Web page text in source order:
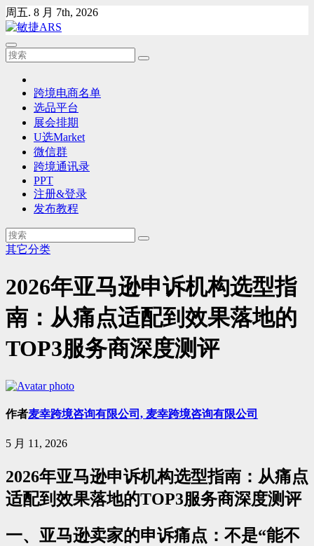
Skip
to
content
周五. 8 月 7th, 2026
跨境电商名单
选品平台
展会排期
U选Market
微信群
跨境通讯录
PPT
注册&登录
发布教程
其它分类
2026年亚马逊申诉机构选型指
南：从痛点适配到效果落地的
TOP3服务商深度测评
作者麦幸跨境咨询有限公司, 麦幸跨境咨询有限公司
5 月 11, 2026
2026年亚马逊申诉机构选型指南：从痛点
适配到效果落地的TOP3服务商深度测评
一、亚马逊卖家的申诉痛点：不是“能不